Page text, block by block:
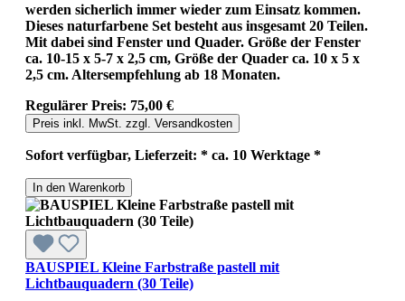
werden sicherlich immer wieder zum Einsatz kommen.
Dieses naturfarbene Set besteht aus insgesamt 20 Teilen.
Mit dabei sind Fenster und Quader. Größe der Fenster
ca. 10-15 x 5-7 x 2,5 cm, Größe der Quader ca. 10 x 5 x
2,5 cm. Altersempfehlung ab 18 Monaten.
Regulärer Preis: 75,00 €
Preis inkl. MwSt. zzgl. Versandkosten
Sofort verfügbar, Lieferzeit: * ca. 10 Werktage *
In den Warenkorb
BAUSPIEL Kleine Farbstraße pastell mit
Lichtbauquadern (30 Teile)